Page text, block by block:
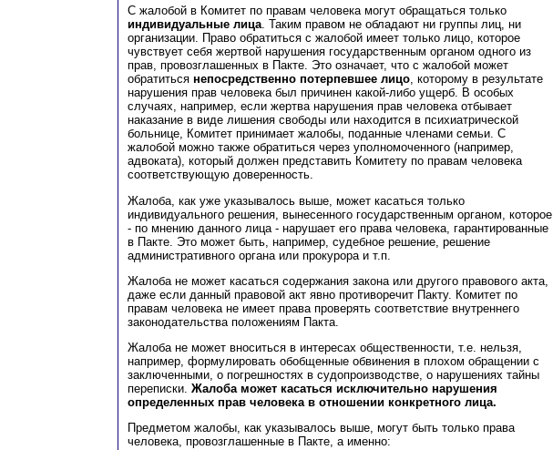
С жалобой в Комитет по правам человека могут обращаться только
индивидуальные лица. Таким правом не обладают ни группы лиц, ни
организации. Право обратиться с жалобой имеет только лицо, которое
чувствует себя жертвой нарушения государственным органом одного из
прав, провозглашенных в Пакте. Это означает, что с жалобой может
обратиться непосредственно потерпевшее лицо, которому в результате
нарушения прав человека был причинен какой-либо ущерб. В особых
случаях, например, если жертва нарушения прав человека отбывает
наказание в виде лишения свободы или находится в психиатрической
больнице, Комитет принимает жалобы, поданные членами семьи. С
жалобой можно также обратиться через уполномоченного (например,
адвоката), который должен представить Комитету по правам человека
соответствующую доверенность.
Жалоба, как уже указывалось выше, может касаться только
индивидуального решения, вынесенного государственным органом, которое
- по мнению данного лица - нарушает его права человека, гарантированные
в Пакте. Это может быть, например, судебное решение, решение
административного органа или прокурора и т.п.
Жалоба не может касаться содержания закона или другого правового акта,
даже если данный правовой акт явно противоречит Пакту. Комитет по
правам человека не имеет права проверять соответствие внутреннего
законодательства положениям Пакта.
Жалоба не может вноситься в интересах общественности, т.е. нельзя,
например, формулировать обобщенные обвинения в плохом обращении с
заключенными, о погрешностях в судопроизводстве, о нарушениях тайны
переписки. Жалоба может касаться исключительно нарушения
определенных прав человека в отношении конкретного лица.
Предметом жалобы, как указывалось выше, могут быть только права
человека, провозглашенные в Пакте, а именно: